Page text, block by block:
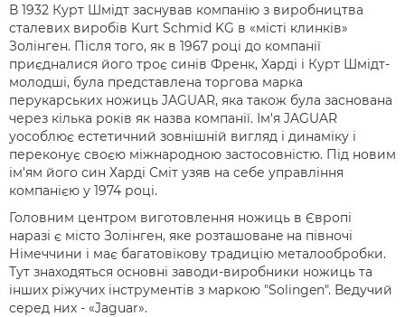
В 1932 Курт Шмідт заснував компанію з виробництва
сталевих виробів Kurt Schmid KG в «місті клинків»
Золінген. Після того, як в 1967 році до компанії
приєдналися його троє синів Френк, Харді і Курт Шмідт-
молодші, була представлена торгова марка
перукарських ножиць JAGUAR, яка також була заснована
через кілька років як назва компанії. Ім'я JAGUAR
уособлює естетичний зовнішній вигляд і динаміку і
переконує своєю міжнародною застосовністю. Під новим
ім'ям його син Харді Сміт узяв на себе управління
компанією у 1974 році.
Головним центром виготовлення ножиць в Європі
наразі є місто Золінген, яке розташованe на півночі
Німеччини і має багатовікову традицію металообробки.
Тут знаходяться основні заводи-виробники ножиць та
інших ріжучих інструментів з маркою "Solingen". Ведучий
серед них - «Jaguar».